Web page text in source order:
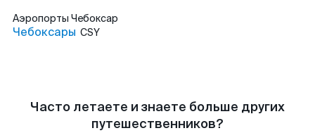
Аэропорты Чебоксар
Чебоксары CSY
Часто летаете и знаете больше других
путешественников?